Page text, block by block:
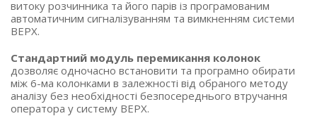
витоку розчинника та його парів із програмованим
автоматичним сигналізуванням та вимкненням системи
ВЕРХ.
Стандартний модуль перемикання колонок
дозволяє одночасно встановити та програмно обирати
між 6-ма колонками в залежності від обраного методу
аналізу без необхідності безпосереднього втручання
оператора у систему ВЕРХ.